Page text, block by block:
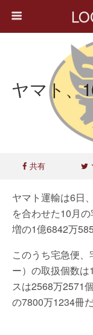
ヤマト、
共有
ヤマト運輸は6日
を合わせた10月
増の1億6842万
このうち宅急便
ー）の取扱個数
スは2568万2571
の7800万1234冊だ